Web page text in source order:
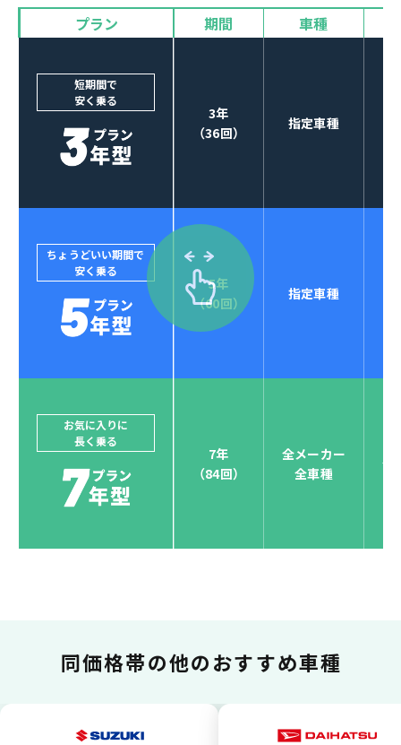
3
オプションも選べる！
POINT
4
セブンマックスなら
クレジットカード払い可能
ジョイカルジャパンでは、カーリース決済を国際5大カ
他にはないサービスがクレジットカード決済、賢くポ
イント運用も！
ポイント還元
プラン 期間 車種
短期間で
安く乗る
3年
（36回）
指定車種
ちょうどいい期間で
安く乗る
5年
（60回）
指定車種
お気に入りに
長く乗る
7年
（84回）
全メーカー
全車種
全
同価格帯の他のおすすめ車種